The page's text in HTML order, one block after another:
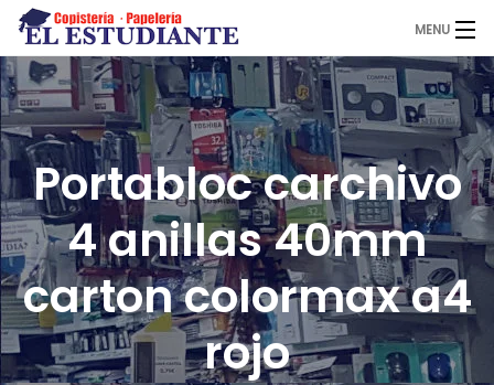
MENU
El Estudiante
Copistería
Papelería
Servicios
Portabloc carchivo
4 anillas 40mm
carton colormax a4
rojo